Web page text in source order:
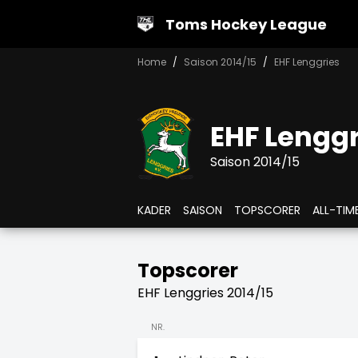
Toms Hockey League
Home Saison 2014/15 EHF Lenggries
EHF
Saison 2014/15
KADER SAISON TOPSCORER ALL-
Topscorer
EHF Lenggries 2014/15
NR.